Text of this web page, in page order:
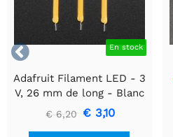
 En stock
Adafruit Filament LED - 3
V, 26 mm de long - Blanc
chaud (lot de 3)
€ 6,20 € 3,10